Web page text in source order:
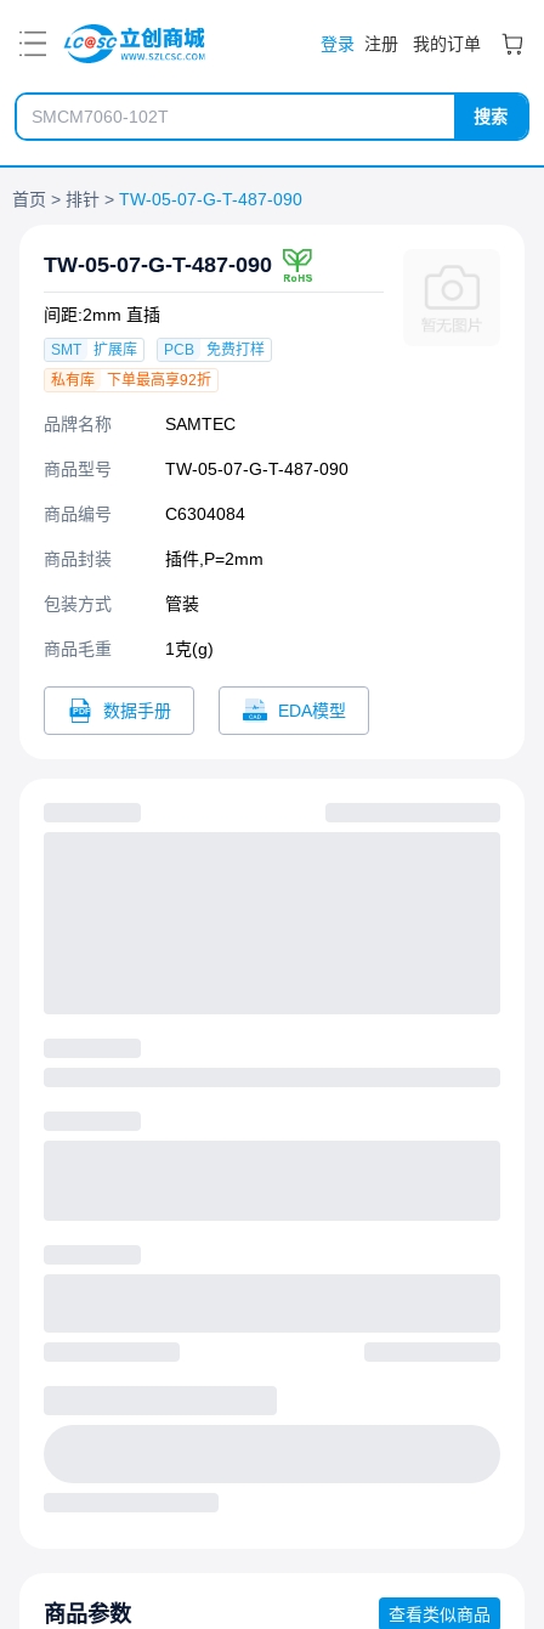
登录 注册 我的订单
搜索
首页 排针 TW-05-07-G-T-487-090
TW-05-07-G-T-487-090
间距:2mm 直插
SMT 扩展库 PCB
免费打样
私有库
下单最高享92折
品牌名称 SAMTEC
商品型号 TW-05-07-G-T-487-090
商品编号 C6304084
商品封装 插件,P=2mm​
包装方式 管装
商品毛重 1克(g)
数据手册 EDA模型
商品参数 查看类似商品